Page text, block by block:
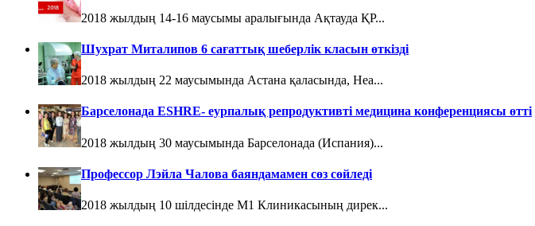
2018 жылдың 14-16 маусымы аралығында Ақтауда ҚР...
Шухрат Миталипов 6 сағаттық шеберлік класын өткізді
2018 жылдың 22 маусымында Астана қаласында, Hea...
Барселонада ESHRE- еурпалық репродуктивті медицина конференциясы өтті
2018 жылдың 30 маусымында Барселонада (Испания)...
Профессор Лэйла Чалова баяндамамен сөз сөйледі
2018 жылдың 10 шілдесінде М1 Клиникасының дирек...